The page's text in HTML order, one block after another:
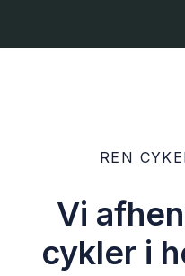
REN
Vi
cykler i